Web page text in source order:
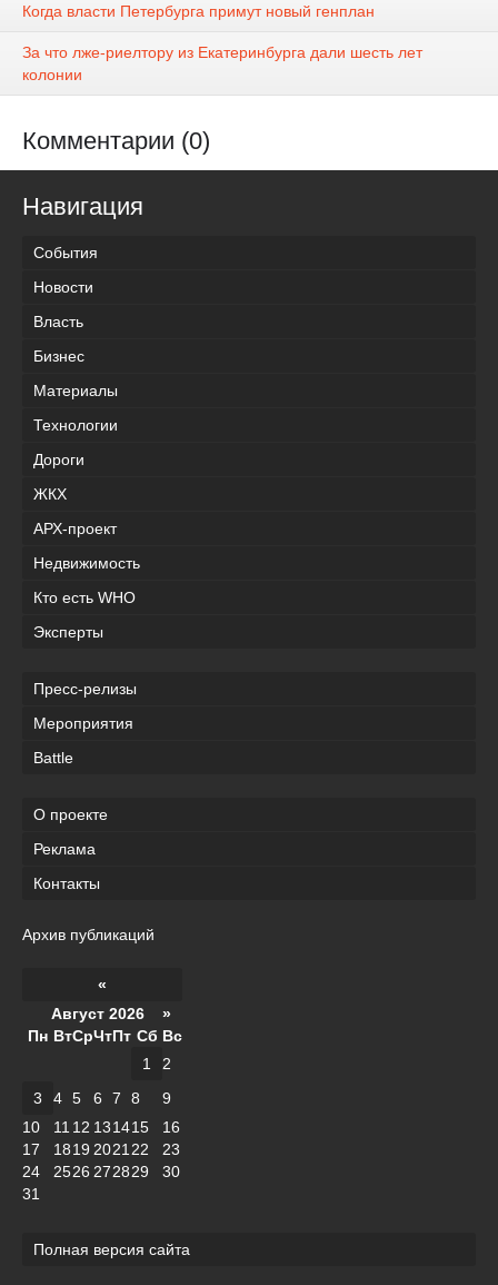
Когда власти Петербурга примут новый генплан
За что лже-риелтору из Екатеринбурга дали шесть лет
колонии
Комментарии (0)
Навигация
События
Новости
Власть
Бизнес
Материалы
Технологии
Дороги
ЖКХ
АРХ-проект
Недвижимость
Кто есть WHO
Эксперты
Пресс-релизы
Мероприятия
Battle
О проекте
Реклама
Контакты
Архив публикаций
«
Август 2026 »
Пн ВтСрЧтПт Сб Вс
1
2
3
4 5 6 7 8
9
10
11 12 131415
16
17
1819 2021 22
23
24
2526 272829
30
31
Полная версия сайта